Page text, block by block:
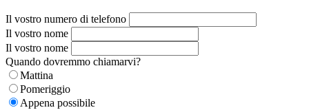
Il vostro numero di telefono
Il vostro nome
Il vostro nome
Quando dovremmo chiamarvi?
Mattina
Pomeriggio
Appena possibile